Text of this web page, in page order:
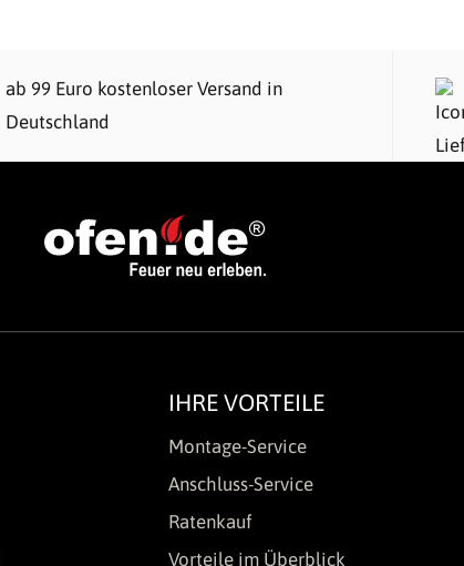
ab 99 Euro kostenloser Versand in
Deutschland
IHRE VORTEILE
Montage-Service
Anschluss-Service
Ratenkauf
Vorteile im Überblick